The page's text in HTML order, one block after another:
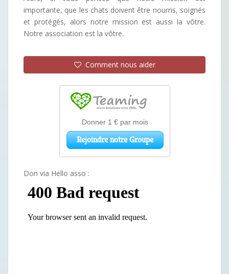
importante, que les chats doivent être nourris, soignés
et protégés, alors notre mission est aussi la vôtre.
Notre association est la vôtre.
Comment nous aider
Don via Hello asso :